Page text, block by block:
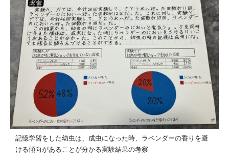
記憶学習をした幼虫は、成虫になった時、ラベンダーの香りを避
ける傾向があることが分かる実験結果の考察